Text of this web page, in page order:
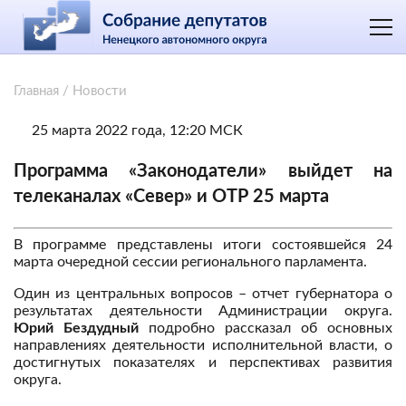
Главная / Новости
25 марта 2022 года, 12:20 МСК
Программа «Законодатели» выйдет на
телеканалах «Север» и ОТР 25 марта
В программе представлены итоги состоявшейся 24
марта очередной сессии регионального парламента.
Один из центральных вопросов – отчет губернатора о
результатах деятельности Администрации округа.
Юрий Бездудный подробно рассказал об основных
направлениях деятельности исполнительной власти, о
достигнутых показателях и перспективах развития
округа.